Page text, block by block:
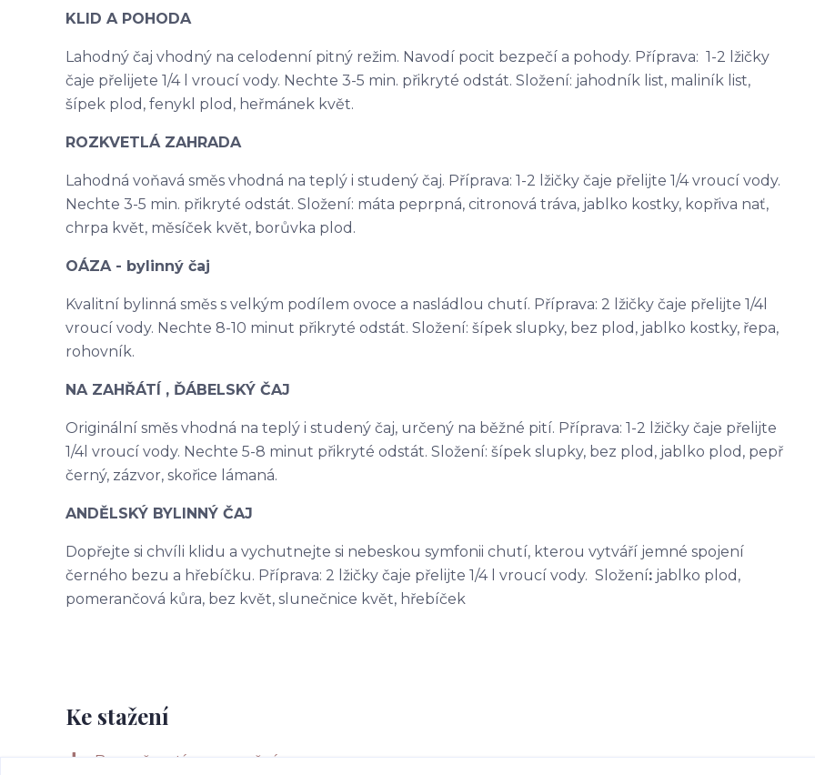
KLID A POHODA
Lahodný čaj vhodný na celodenní pitný režim. Navodí pocit bezpečí a pohody. Příprava: 1-2 lžičky
čaje přelijete 1/4 l vroucí vody. Nechte 3-5 min. přikryté odstát. Složení: jahodník list, maliník list,
šípek plod, fenykl plod, heřmánek květ.
ROZKVETLÁ ZAHRADA
Lahodná voňavá směs vhodná na teplý i studený čaj. Příprava: 1-2 lžičky čaje přelijte 1/4 vroucí vody.
Nechte 3-5 min. přikryté odstát. Složení: máta peprpná, citronová tráva, jablko kostky, kopřiva nať,
chrpa květ, měsíček květ, borůvka plod.
OÁZA - bylinný čaj
Kvalitní bylinná směs s velkým podílem ovoce a nasládlou chutí. Příprava: 2 lžičky čaje přelijte 1/4l
vroucí vody. Nechte 8-10 minut přikryté odstát. Složení: šípek slupky, bez plod, jablko kostky, řepa,
rohovník.
NA ZAHŘÁTÍ , ĎÁBELSKÝ ČAJ
Originální směs vhodná na teplý i studený čaj, určený na běžné pití. Příprava: 1-2 lžičky čaje přelijte
1/4l vroucí vody. Nechte 5-8 minut přikryté odstát. Složení: šípek slupky, bez plod, jablko plod, pepř
černý, zázvor, skořice lámaná.
ANDĚLSKÝ BYLINNÝ ČAJ
Dopřejte si chvíli klidu a vychutnejte si nebeskou symfonii chutí, kterou vytváří jemné spojení
černého bezu a hřebíčku. Příprava: 2 lžičky čaje přelijte 1/4 l vroucí vody. Složení: jablko plod,
pomerančová kůra, bez květ, slunečnice květ, hřebíček
Ke stažení
Bezpečností upozornění